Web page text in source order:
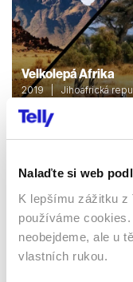
Nalaďte si web
K lepšímu zážitku z
používáme
neobejdeme, ale u
vlastních rukou.
Velkolepá Afrika
2019 | Jihoafrická
50 min
Dokumenty /
Sledujte
Sledovat
po celé